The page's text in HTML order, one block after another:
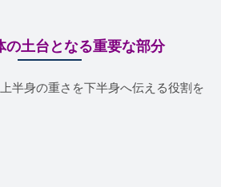
の土台となる重要な部分
半身の重さを下半身へ伝える役割を